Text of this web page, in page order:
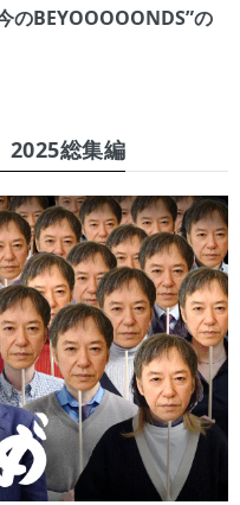
のBEYOOOOONDS”の
総集編